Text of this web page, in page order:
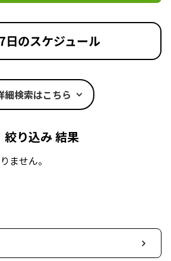
のスケジュール
細検索はこちら
絞り込み 結果
ません。